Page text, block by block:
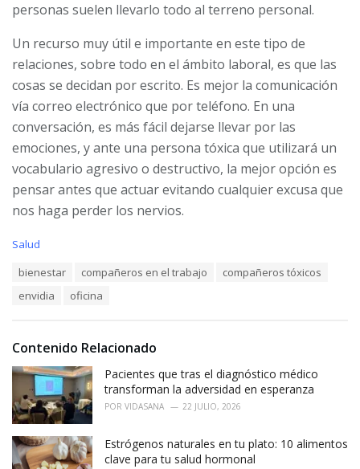
personas suelen llevarlo todo al terreno personal.
Un recurso muy útil e importante en este tipo de
relaciones, sobre todo en el ámbito laboral, es que las
cosas se decidan por escrito. Es mejor la comunicación
vía correo electrónico que por teléfono. En una
conversación, es más fácil dejarse llevar por las
emociones, y ante una persona tóxica que utilizará un
vocabulario agresivo o destructivo, la mejor opción es
pensar antes que actuar evitando cualquier excusa que
nos haga perder los nervios.
C
i
s
Salud
bienestar compañeros en el trabajo
compañeros tóxicos
envidia
oficina
Contenido Relacionado
Pacientes que tras el diagnóstico médico
transforman la adversidad en esperanza
POR VIDASANA 22 JULIO, 2026
Estrógenos naturales en tu plato: 10 alimentos
clave para tu salud hormonal